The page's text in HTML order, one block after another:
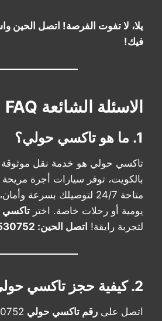
يلا، لا تفوت الفرصة! اتصل الحين
فيك!
الاسئلة الشائعة FAQ
1. ما هو تاكسي حولي؟
تاكسي حولي هو خدمة نقل
بالكويت، توفر سيارات أجرة
متاحة 24/7 لتوصيلك بسرعة
يومية أو رحلات خاصة. اختر تاكسي
لتجربة رايقة! اتصل الحين: 50530752
2. كيفية حجز تاكسي حولي؟
اتصل على رقم تاكسي حولي